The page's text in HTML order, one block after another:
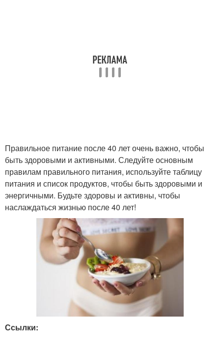
Правильное питание после 40 лет очень важно, чтобы
быть здоровыми и активными. Следуйте основным
правилам правильного питания, используйте таблицу
питания и список продуктов, чтобы быть здоровыми и
энергичными. Будьте здоровы и активны, чтобы
наслаждаться жизнью после 40 лет!
Ссылки: